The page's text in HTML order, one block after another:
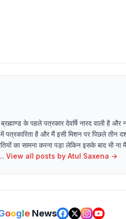
के पहले पत्रकार देवर्षि नारद वाली है और
में पत्रकारिता है और मैं इसी मिशन पर पिछले
का सामना करना पड़ा लेकिन इसके बाद भी ना
View all posts by Atul Saxena →
oogle News